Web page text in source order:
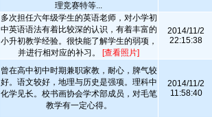
理竞赛特等...
多次担任六年级学生的英语老师，对小学初
中英语语法有着比较深的认识，有着丰富的
小升初教学经验。很快能了解学生的弱项，
并进行相对应的补习。 [查看照片]
2014/11/2
22:15:38
曾在高中初中时期兼职家教，耐心，脾气较
好。语文较好，地理与历史是强项。理科中
化学见长。校书画协会学术部成员，对毛笔
教学有一定心得。
2014/11/2
11:58:40